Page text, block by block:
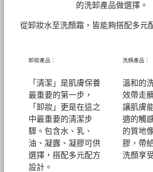
的洗卸產品做選擇。
從卸妝水至洗顏霜，皆能夠搭配多元
卸妝產品：
「清潔」是肌膚保養
最重要的第一步，
「卸妝」更是在這之
中最重要的清潔步
驟。包含水、乳、
油、凝露、凝膠可供
選擇，搭配多元配方
設計。
洗顏產品：
溫和的
效帶走
讓肌膚
適的觸
的質地
膠，帶
洗顏享